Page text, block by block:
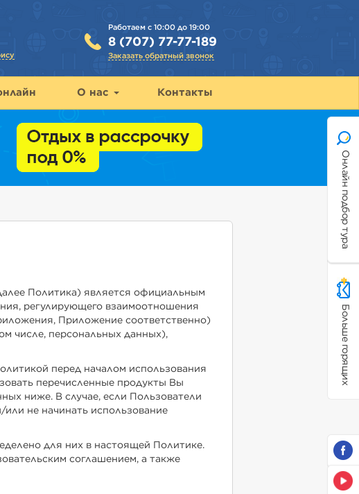
Работаем с 10:00 до 19:00
8 (707) 77-77-189
Заказать обратный звонок
О нас Контакты
Онлайн подбор тура
Больше горящих
Политика) является официальным
регулирующего взаимоотношения
Приложение соответственно)
числе, персональных данных),
перед началом использования
перечисленные продукты Вы
ниже. В случае, если Пользователи
не начинать использование
для них в настоящей Политике.
соглашением, а также